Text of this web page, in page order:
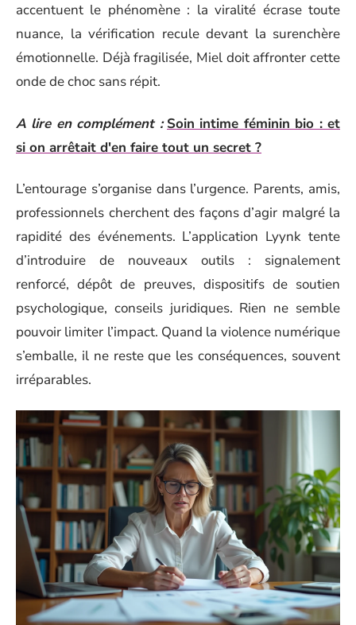
accentuent le phénomène : la viralité écrase toute
nuance, la vérification recule devant la surenchère
émotionnelle. Déjà fragilisée, Miel doit affronter cette
onde de choc sans répit.
A lire en complément : Soin intime féminin bio : et
si on arrêtait d'en faire tout un secret ?
L’entourage s’organise dans l’urgence. Parents, amis,
professionnels cherchent des façons d’agir malgré la
rapidité des événements. L’application Lyynk tente
d’introduire de nouveaux outils : signalement
renforcé, dépôt de preuves, dispositifs de soutien
psychologique, conseils juridiques. Rien ne semble
pouvoir limiter l’impact. Quand la violence numérique
s’emballe, il ne reste que les conséquences, souvent
irréparables.